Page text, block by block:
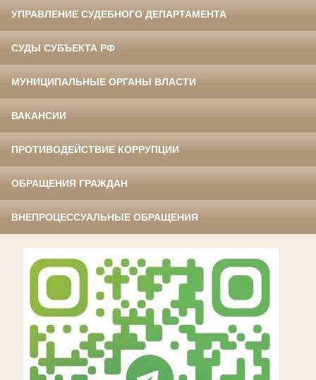
УПРАВЛЕНИЕ СУДЕБНОГО ДЕПАРТАМЕНТА
СУДЫ СУБЪЕКТА РФ
МУНИЦИПАЛЬНЫЕ ОРГАНЫ ВЛАСТИ
ВАКАНСИИ
ПРОТИВОДЕЙСТВИЕ КОРРУПЦИИ
ОБРАЩЕНИЯ ГРАЖДАН
ВНЕПРОЦЕССУАЛЬНЫЕ ОБРАЩЕНИЯ